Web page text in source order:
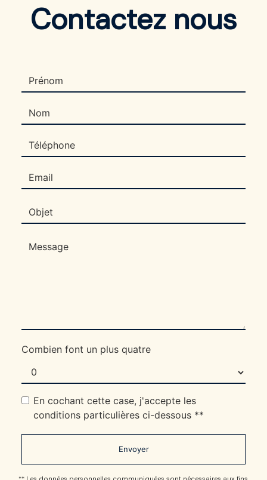
Contactez nous
Combien font un plus quatre
En cochant cette case, j'accepte les
conditions particulières ci-dessous **
Envoyer